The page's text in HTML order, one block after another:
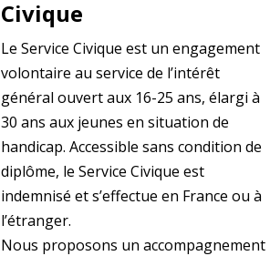
Civique
Le Service Civique est un engagement
volontaire au service de l’intérêt
général ouvert aux 16-25 ans, élargi à
30 ans aux jeunes en situation de
handicap. Accessible sans condition de
diplôme, le Service Civique est
indemnisé et s’effectue en France ou à
l’étranger.
Nous proposons un accompagnement